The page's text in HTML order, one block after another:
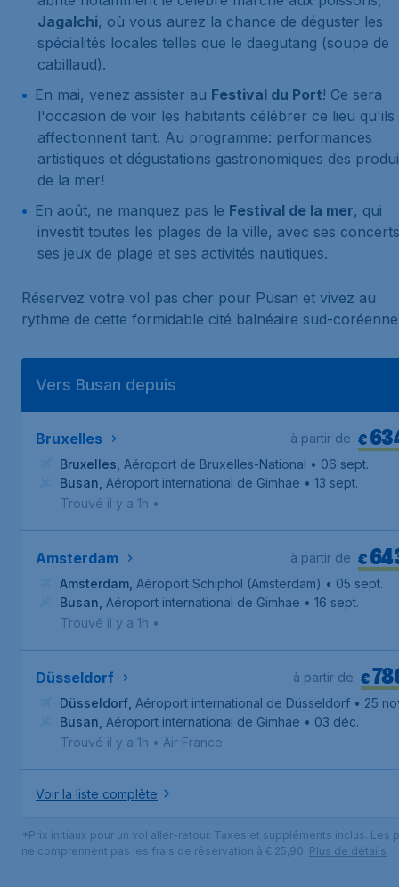
Jagalchi, où vous aurez la chance de déguster les
spécialités locales telles que le daegutang (soupe de
cabillaud).
En mai, venez assister au Festival du Port! Ce sera
l'occasion de voir les habitants célébrer ce lieu qu'ils
affectionnent tant. Au programme: performances
artistiques et dégustations gastronomiques des
de la mer!
En août, ne manquez pas le Festival de la mer, qui
investit toutes les plages de la ville, avec ses
ses jeux de plage et ses activités nautiques.
Réservez votre vol pas cher pour Pusan et vivez au
rythme de cette formidable cité balnéaire sud-
Vers Busan depuis
Bruxelles €
à partir de
Bruxelles Aéroport de Bruxelles-National • 06 sept.
Busan Aéroport international de Gimhae • 13 sept.
Trouvé il y a 1h •
Amsterdam €
à partir de
Amsterdam Aéroport Schiphol (Amsterdam) • 05 sept.
Busan Aéroport international de Gimhae • 16 sept.
Trouvé il y a 1h •
Düsseldorf €
à partir de
Düsseldorf Aéroport international de Düsseldorf • 25
Busan Aéroport international de Gimhae • 03 déc.
Trouvé il y a 1h • Air France
Voir la liste complète
*Prix initiaux pour un vol aller-retour. Taxes et suppléments inclus. Les
ne comprennent pas les frais de réservation à € 25,90. Plus de détails